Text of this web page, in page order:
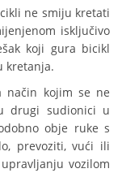
ne smiju kretati
isključivo
koji gura bicikl
kretanja.
način kojim se ne
drugi sudionici u
obje ruke s
prevoziti, vući ili
vozilom